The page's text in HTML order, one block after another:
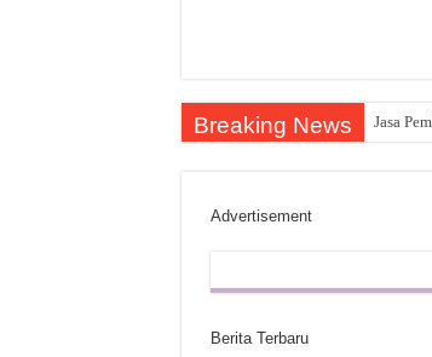
Breaking News Jasa
Advertisement
Berita Terbaru